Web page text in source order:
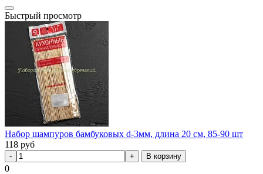
Быстрый просмотр
Набор шампуров бамбуковых d-3мм, длина 20 см, 85-90 шт
118 руб
В корзину
0